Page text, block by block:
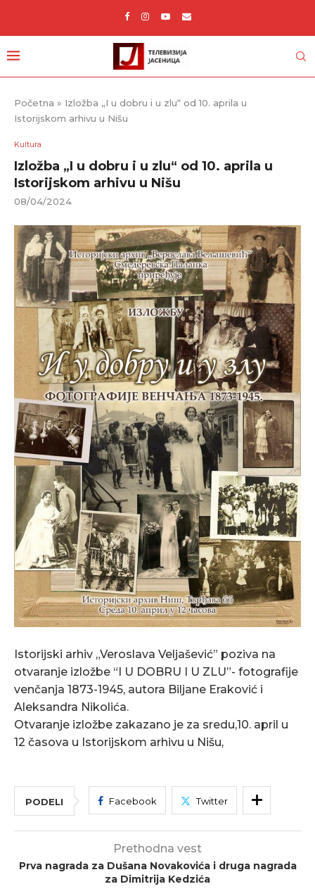
Početna » Izložba „I u dobru i u zlu“ od 10. aprila u
Istorijskom arhivu u Nišu
Kultura
Izložba „I u dobru i u zlu“ od 10. aprila u
Istorijskom arhivu u Nišu
08/04/2024
Istorijski arhiv „Veroslava Veljašević” poziva na
otvaranje izložbe “I U DOBRU I U ZLU”- fotografije
venčanja 1873-1945, autora Biljane Eraković i
Aleksandra Nikolića.
Otvaranje izložbe zakazano je za sredu,10. april u
12 časova u Istorijskom arhivu u Nišu,
PODELI Facebook Twitter
Prethodna vest
Prva nagrada za Dušana Novakovića i druga nagrada
za Dimitrija Kedzića